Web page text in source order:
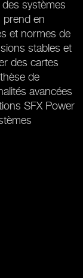
systèmes
en
et normes de
stables et
des cartes
de
avancées
SFX Power